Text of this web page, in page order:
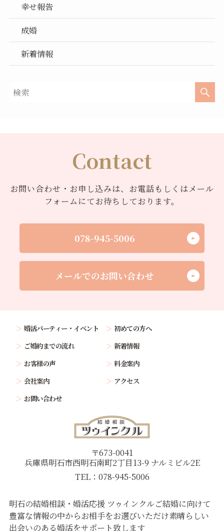
幸せ報告
成婚
新着情報
Contact
お問い合わせ・お申し込みは、お電話もしくはメール
フォームにてお待ちしております。
078-945-5006
メールでのお問い合わせ
婚活パーティー・イベント
初めての方へ
ご婚約までの流れ
新着情報
お客様の声
料金案内
会社案内
アクセス
お問い合わせ
〒673-0041
兵庫県明石市西明石南町2丁目13-9 ナルミビル2E
TEL：078-945-5006
明石の結婚相談・婚活応援 ツゥインクルご結婚に向けて
豊富な情報の中からお相手をお選びいただけ素晴らしい
出会いのある婚活をサポート致します